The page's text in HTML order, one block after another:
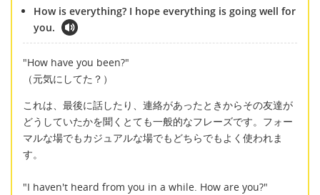
How is everything? I hope everything is going well for
you.
"How have you been?"
（元気にしてた？）
これは、最後に話したり、連絡があったときからその友達が
どうしていたかを聞くとても一般的なフレーズです。フォー
マルな場でもカジュアルな場でもどちらでもよく使われま
す。
"I haven't heard from you in a while. How are you?"